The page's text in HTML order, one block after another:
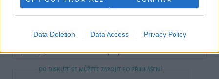
Data Deletion Data Access Privacy Policy
Online diskuse
že zde publikujete svůj příspěvek, se ale zároveň zavazujete
vyhrazuje právo smazat diskusní příspěvěk
DO DISKUZE SE MŮŽETE ZAPOJIT PO PŘIHLÁŠENÍ